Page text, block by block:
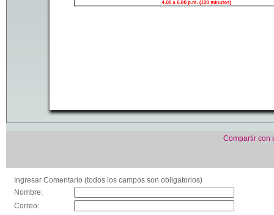
Compartir con
Ingresar Comentario (todos los campos son obligatorios)
Nombre:
Correo: